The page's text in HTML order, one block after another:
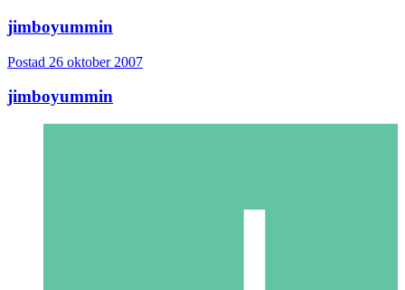
jimboyummin
Postad 26 oktober 2007
jimboyummin